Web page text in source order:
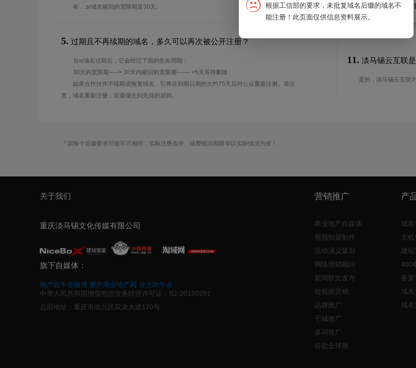
有，.sr域名赎回的宽限期是30天。
5. 过期且不再续期的域名，多久可以再次被公开注册？
当sr域名过期后，它会经过下面的生命周期：
30天的宽限期-----> 30天内赎回的宽限期------- >5天等待删除
如果合作伙伴不续期或恢复域名，它将在到期日期的大约75天后对公众重新注册。请注
意，域名重新注册，应遵循先到先得的原则。
10. 可以转入sr域
是的，sr域名可以进
11. 淡马锡云互联
是的，淡马锡云互联
* 因每个后缀要求可能不尽相同，实际注册条件、续费赎回期限等以实际情况为准！
关于我们
重庆淡马锡文化传媒有限公司
旗下自媒体：
地产吹牛会微博 重庆商业地产网 业主吹牛会
中华人民共和国增值电信业务经营许可证：B2-20150291
总部地址：重庆市渝北区双龙大道170号
营销推广
商业地产自媒体
视频拍摄制作
活动演义策划
网络营销顾问
新闻软文发布
短视频营销
品牌推广
千城推广
多词推广
谷歌全球推
产
域名
主机
建
400
备案
域名
域名
根据工信部的要求，未批复域名后缀的域名不
能注册！此页面仅供信息资料展示。